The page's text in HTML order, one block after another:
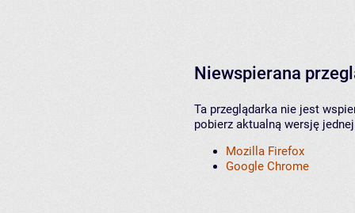
Niewspierana
Ta przeglądarka nie jest
pobierz aktualną wersję
Mozilla Firefox
Google Chrome